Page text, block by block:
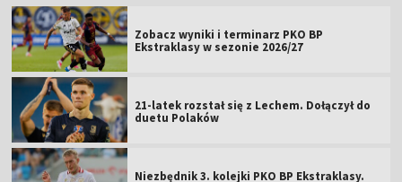
Zobacz wyniki i terminarz PKO BP
Ekstraklasy w sezonie 2026/27
21-latek rozstał się z Lechem. Dołączył do
duetu Polaków
Niezbędnik 3. kolejki PKO BP Ekstraklasy.